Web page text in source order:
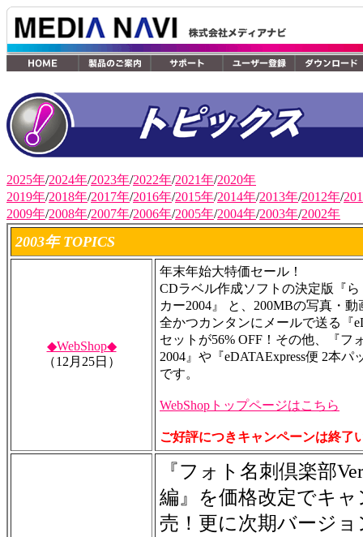
2025年/2024年/2023年/2022年/2021年/2020年
2019年/2018年/2017年/2016年/2015年/2014年/2013年/2012年/
2009年/2008年/2007年/2006年/2005年/2004年/2003年/2002年
2003年 TOPICS
◆WebShop◆
（12月25日）
年末年始大特価セール！
CDラベル作成ソフトの決定版『
カー2004』 と、200MBの写真・
全かつカンタンにメールで送る『
セットが56% OFF！その他、『フ
2004』や『eDATAExpress便 2本
です。
WebShopトップページはこちら
ご好評につきキャンペーンは終了
『フォト名刺倶楽部
編』を価格改定でキ
売！更に次期バージ